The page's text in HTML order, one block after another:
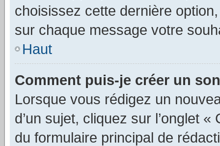
choisissez cette dernière
sur chaque message votre
Haut
Comment puis-je créer un
Lorsque vous rédigez un
d’un sujet, cliquez sur l’onglet
du formulaire principal de